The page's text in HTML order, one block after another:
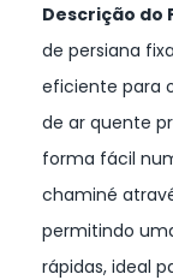
Descrição do
de persiana
eficiente para
de ar quente
forma fácil
chaminé
permitindo
rápidas, ideal